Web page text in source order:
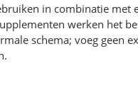
in combinatie met
werken het
schema; voeg geen